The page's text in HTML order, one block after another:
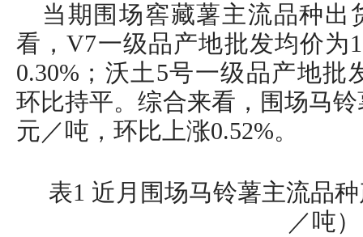
当期围场窖藏薯主流品种出
看，V7一级品产地批发均价为
0.30%；沃土5号一级品产地批
环比持平。综合来看，围场马
元／吨，环比上涨0.52%。
表1 近月围场马铃薯主流品
／吨）